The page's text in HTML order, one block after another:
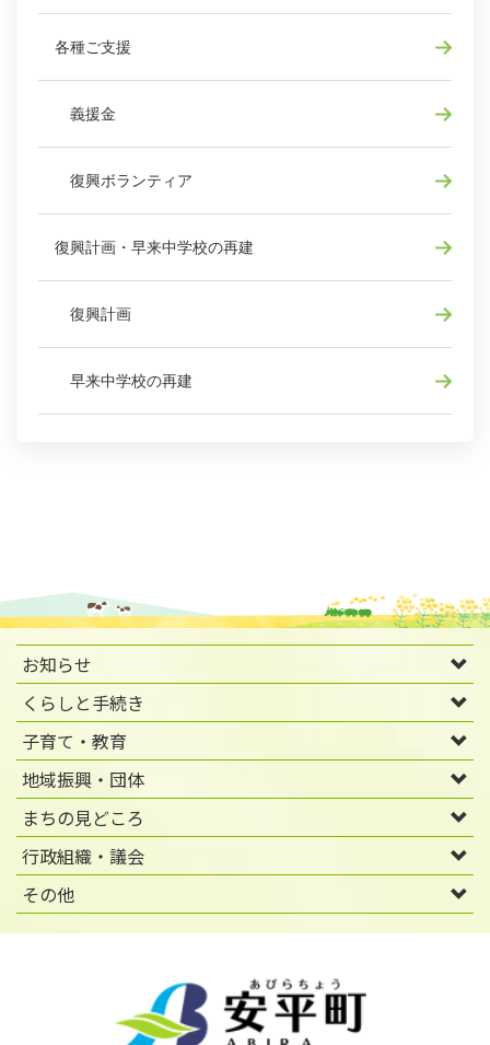
各種ご支援
義援金
復興ボランティア
復興計画・早来中学校の再建
復興計画
早来中学校の再建
お知らせ
くらしと手続き
子育て・教育
地域振興・団体
まちの見どころ
行政組織・議会
その他